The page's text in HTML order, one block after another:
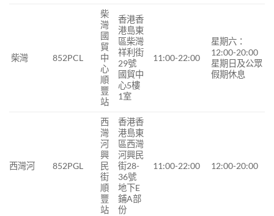
柴灣 852PCL
柴
灣
國
貿
中
心
順
豐
站
香港香
港島東
區柴灣
祥利街
29號
國貿中
心5樓
1室
11:00-22:00
星期六：
12:00-20:00
星期日及公眾
假期休息
西灣河 852PGL
西
灣
河
興
民
街
順
豐
站
香港香
港島東
區西灣
河興民
街28-
36號
地下E
鋪A部
份
11:00-22:00 12:00-20:00